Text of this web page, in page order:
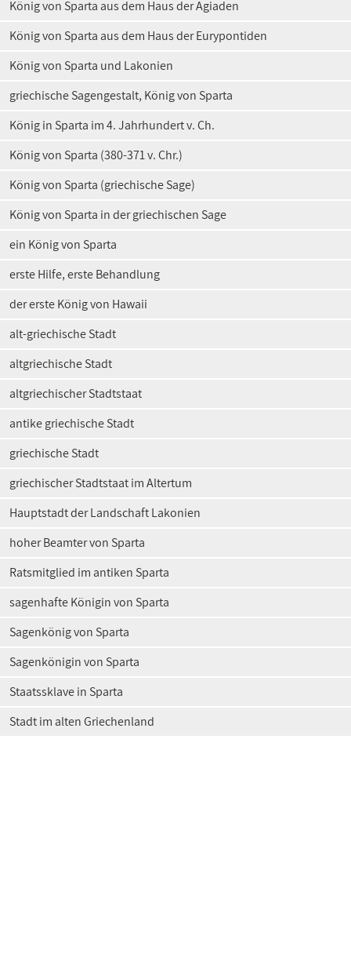
König von Sparta aus dem Haus der Agiaden
König von Sparta aus dem Haus der Eurypontiden
König von Sparta und Lakonien
griechische Sagengestalt, König von Sparta
König in Sparta im 4. Jahrhundert v. Ch.
König von Sparta (380-371 v. Chr.)
König von Sparta (griechische Sage)
König von Sparta in der griechischen Sage
ein König von Sparta
erste Hilfe, erste Behandlung
der erste König von Hawaii
alt-griechische Stadt
altgriechische Stadt
altgriechischer Stadtstaat
antike griechische Stadt
griechische Stadt
griechischer Stadtstaat im Altertum
Hauptstadt der Landschaft Lakonien
hoher Beamter von Sparta
Ratsmitglied im antiken Sparta
sagenhafte Königin von Sparta
Sagenkönig von Sparta
Sagenkönigin von Sparta
Staatssklave in Sparta
Stadt im alten Griechenland